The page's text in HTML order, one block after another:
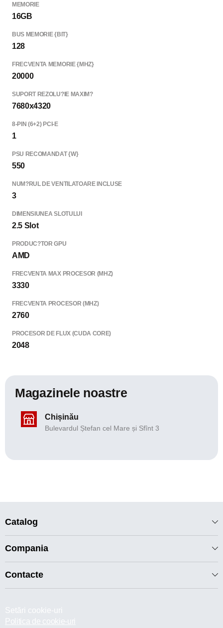
MEMORIE
16GB
BUS MEMORIE {BIT}
128
FRECVENTA MEMORIE {MHZ}
20000
SUPORT REZOLU?IE MAXIM?
7680x4320
8-PIN (6+2) PCI-E
1
PSU RECOMANDAT {W}
550
NUM?RUL DE VENTILATOARE INCLUSE
3
DIMENSIUNEA SLOTULUI
2.5 Slot
PRODUC?TOR GPU
AMD
FRECVENTA MAX PROCESOR (MHZ)
3330
FRECVENTA PROCESOR (MHZ)
2760
PROCESOR DE FLUX (CUDA CORE)
2048
Magazinele noastre
Chișinău
Bulevardul Ștefan cel Mare și Sfînt 3
Catalog
Compania
Contacte
Setări cookie-uri
Politica de cookie-uri